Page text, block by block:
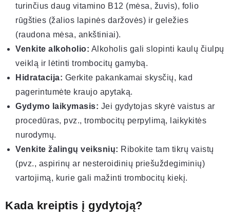
turinčius daug vitamino B12 (mėsa, žuvis), folio
rūgšties (žalios lapinės daržovės) ir geležies
(raudona mėsa, ankštiniai).
Venkite alkoholio: Alkoholis gali slopinti kaulų čiulpų
veiklą ir lėtinti trombocitų gamybą.
Hidratacija: Gerkite pakankamai skysčių, kad
pagerintumėte kraujo apytaką.
Gydymo laikymasis: Jei gydytojas skyrė vaistus ar
procedūras, pvz., trombocitų perpylimą, laikykitės
nurodymų.
Venkite žalingų veiksnių: Ribokite tam tikrų vaistų
(pvz., aspirinų ar nesteroidinių priešuždegiminių)
vartojimą, kurie gali mažinti trombocitų kiekį.
Kada kreiptis į gydytoją?